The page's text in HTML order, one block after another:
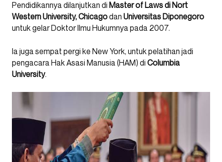
Pendidikannya dilanjutkan di Master of Laws di Nort
Western University, Chicagodan Universitas Diponegoro
untuk gelar Doktor Ilmu Hukumnya pada 2007.
Ia juga sempat pergi ke New York, untuk pelatihan jadi
pengacara Hak Asasi Manusia (HAM) di Columbia
University.